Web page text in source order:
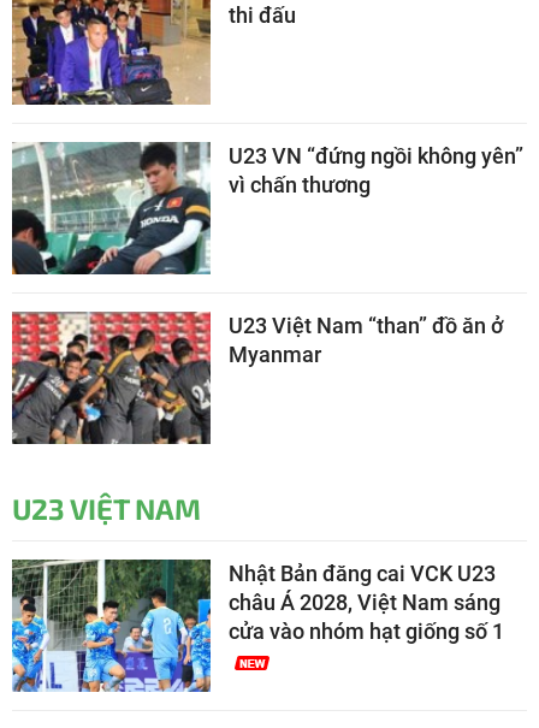
thi đấu
U23 VN “đứng ngồi không yên”
vì chấn thương
U23 Việt Nam “than” đồ ăn ở
Myanmar
U23 VIỆT NAM
Nhật Bản đăng cai VCK U23
châu Á 2028, Việt Nam sáng
cửa vào nhóm hạt giống số 1